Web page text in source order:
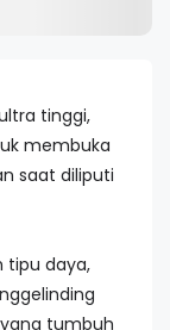
tinggi,
membuka
saat diliputi
tipu daya,
tumbuh